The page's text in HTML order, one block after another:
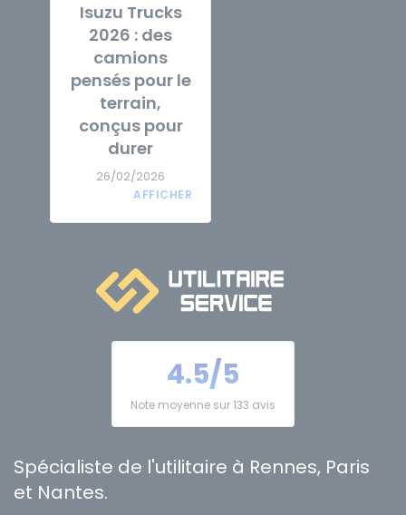
Isuzu Trucks
2026 : des
camions
pensés pour le
terrain,
conçus pour
durer
26/02/2026
4.5/5
Note moyenne sur 133 avis
Spécialiste de l'utilitaire à Rennes, Paris
et Nantes.